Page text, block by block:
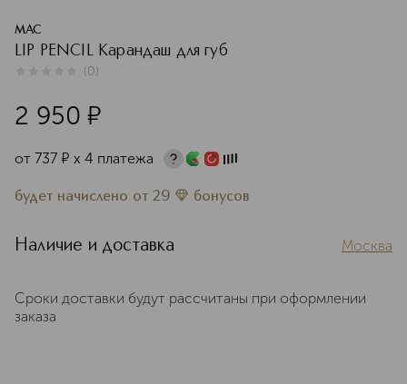
MAC
LIP PENCIL Карандаш для губ
(0)
2 950 ¤
от 737 ¤ х 4 платежа
будет начислено от 29 бонусов
Наличие и доставка Москва
Сроки доставки будут рассчитаны при оформлении
заказа